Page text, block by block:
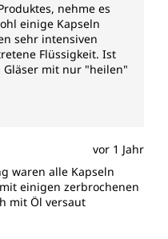
nehme es
einige Kapseln
sehr intensiven
Flüssigkeit. Ist
mit nur "heilen"
vor 1 Jahr
waren alle Kapseln
einigen zerbrochenen
mit Öl versaut